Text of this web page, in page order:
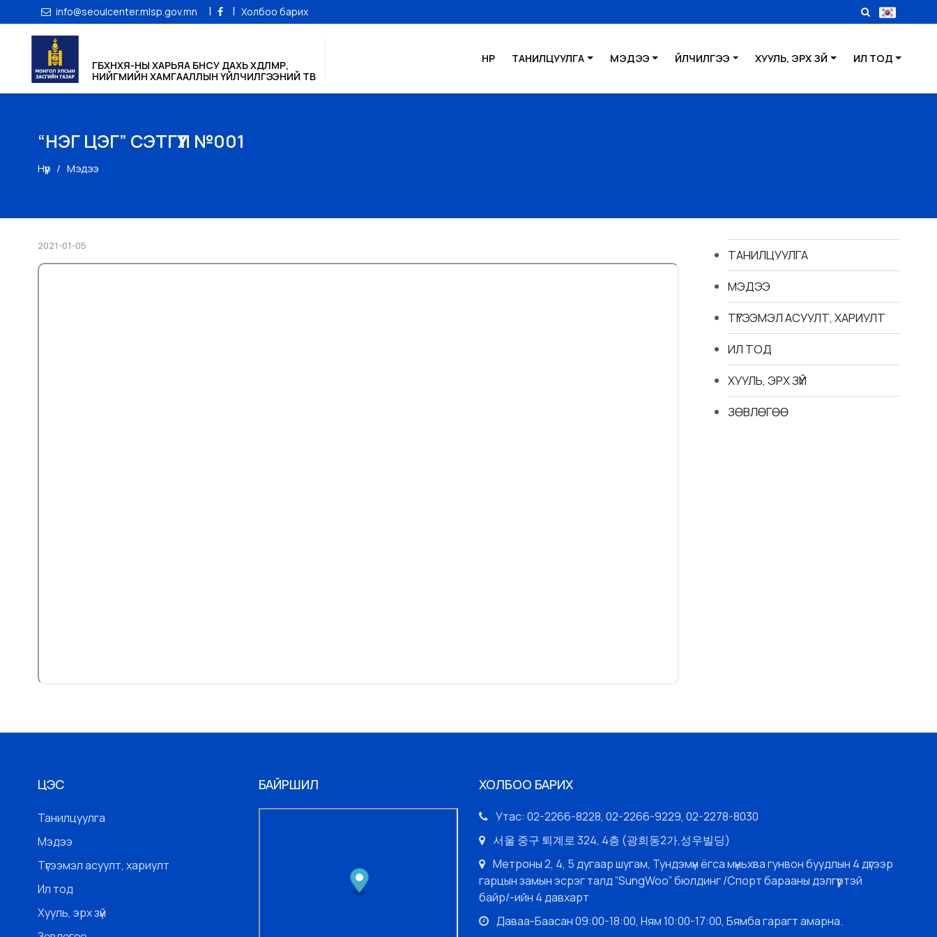
info@seoulcenter.mlsp.gov.mn | | Холбоо барих
ГБХНХЯ-НЫ ХАРЬЯА БНСУ ДАХЬ ХӨДӨЛМӨР,
НИЙГМИЙН ХАМГААЛЛЫН ҮЙЛЧИЛГЭЭНИЙ ТӨВ
НҮҮР ТАНИЛЦУУЛГА МЭДЭЭ ҮЙЛЧИЛГЭЭ ХУУЛЬ, ЭРХ ЗҮЙ ИЛ ТОД
“НЭГ ЦЭГ” СЭТГҮҮЛ №001
Нүүр Мэдээ
2021-01-05
ТАНИЛЦУУЛГА
МЭДЭЭ
ТҮГЭЭМЭЛ АСУУЛТ, ХАРИУЛТ
ИЛ ТОД
ХУУЛЬ, ЭРХ ЗҮЙ
ЗӨВЛӨГӨӨ
ЦЭС
Танилцуулга
Мэдээ
Түгээмэл асуулт, хариулт
Ил тод
Хууль, эрх зүй
БАЙРШИЛ ХОЛБОО БАРИХ
Утас: 02-2266-8228, 02-2266-9229, 02-2278-8030
서울 중구 퇴계로 324, 4층 (광희동2가,성우빌딩)
Метроны 2, 4, 5 дугаар шугам, Тундэмүн ёгса мүньхва гунвон буудлын 4 дүгээр
гарцын замын эсрэг талд “SungWoo” бюлдинг /Спорт барааны дэлгүүртэй
байр/-ийн 4 давхарт
Даваа-Баасан 09:00-18:00, Ням 10:00-17:00, Бямба гарагт амарна.